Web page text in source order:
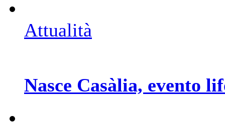
Attualità
Nasce Casàlia, evento